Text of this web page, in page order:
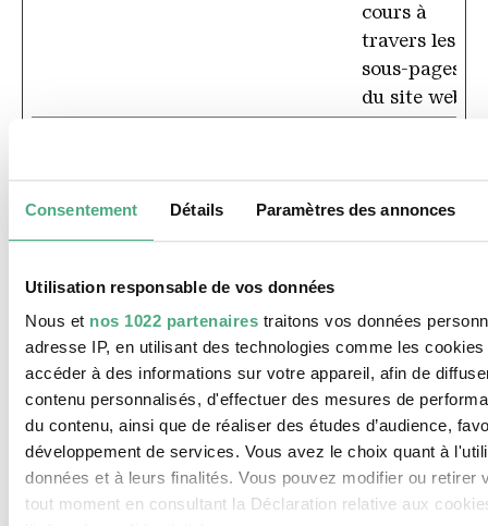
Consentement Détails Paramètres des annonces
Utilisation responsable de vos données
Nous et nos 1022 partenaires traitons vos données
adresse IP, en utilisant des technologies comme les
accéder à des informations sur votre appareil, afin de
contenu personnalisés, d'effectuer des mesures de
du contenu, ainsi que de réaliser des études d’audience,
développement de services. Vous avez le choix quant à
données et à leurs finalités. Vous pouvez modifier ou retirer
tout moment en consultant la Déclaration relative aux
cours à
travers les
sous-pages
du site web.
boîte de
PHPSESSID
voelklinger-
huette.org
Conserve la
configuration
des
paramètres
des
utilisateurs à
travers les
demandes de